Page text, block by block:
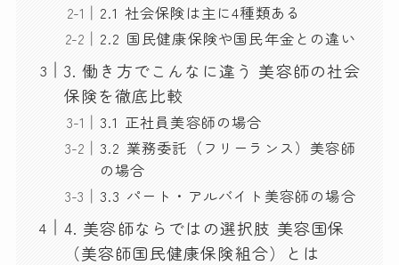
2.1 社会保険は主に4種類ある
2.2 国民健康保険や国民年金との違い
3. 働き方でこんなに違う 美容師の社会
保険を徹底比較
3.1 正社員美容師の場合
3.2 業務委託（フリーランス）美容師
の場合
3.3 パート・アルバイト美容師の場合
4. 美容師ならではの選択肢 美容国保
（美容師国民健康保険組合）とは